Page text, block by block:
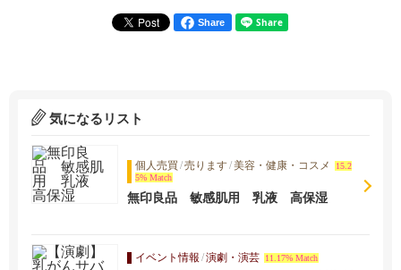
Share
気になるリスト
個人売買 /売ります/美容・健康・コスメ
15.2
5% Match
無印良品 敏感肌用 乳液 高保湿
イベント情報 /演劇・演芸 11.17% Match